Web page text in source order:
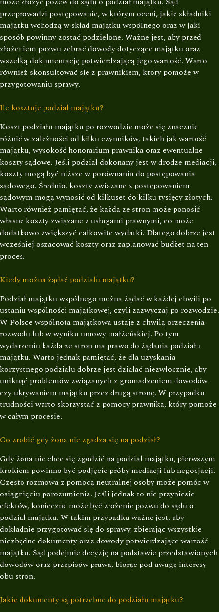
przeprowadzi postępowanie, w którym oceni, jakie składniki
majątku wchodzą w skład majątku wspólnego oraz w jaki
sposób powinny zostać podzielone. Ważne jest, aby przed
złożeniem pozwu zebrać dowody dotyczące majątku oraz
wszelką dokumentację potwierdzającą jego wartość. Warto
również skonsultować się z prawnikiem, który pomoże w
przygotowaniu sprawy.
Ile kosztuje podział majątku?
Koszt podziału majątku po rozwodzie może się znacznie
różnić w zależności od kilku czynników, takich jak wartość
majątku, wysokość honorarium prawnika oraz ewentualne
koszty sądowe. Jeśli podział dokonany jest w drodze mediacji,
koszty mogą być niższe w porównaniu do postępowania
sądowego. Średnio, koszty związane z postępowaniem
sądowym mogą wynosić od kilkuset do kilku tysięcy złotych.
Warto również pamiętać, że każda ze stron może ponosić
własne koszty związane z usługami prawnymi, co może
dodatkowo zwiększyć całkowite wydatki. Dlatego dobrze jest
wcześniej oszacować koszty oraz zaplanować budżet na ten
proces.
Kiedy można żądać podziału majątku?
Podział majątku wspólnego można żądać w każdej chwili po
ustaniu wspólności majątkowej, czyli zazwyczaj po rozwodzie.
W Polsce wspólnota majątkowa ustaje z chwilą orzeczenia
rozwodu lub w wyniku umowy małżeńskiej. Po tym
wydarzeniu każda ze stron ma prawo do żądania podziału
majątku. Warto jednak pamiętać, że dla uzyskania
korzystnego podziału dobrze jest działać niezwłocznie, aby
uniknąć problemów związanych z gromadzeniem dowodów
czy ukrywaniem majątku przez drugą stronę. W przypadku
trudności warto skorzystać z pomocy prawnika, który pomoże
w całym procesie.
Co zrobić gdy żona nie zgadza się na podział?
Gdy żona nie chce się zgodzić na podział majątku, pierwszym
krokiem powinno być podjęcie próby mediacji lub negocjacji.
Często rozmowa z pomocą neutralnej osoby może pomóc w
osiągnięciu porozumienia. Jeśli jednak to nie przyniesie
efektów, konieczne może być złożenie pozwu do sądu o
podział majątku. W takim przypadku ważne jest, aby
dokładnie przygotować się do sprawy, zbierając wszystkie
niezbędne dokumenty oraz dowody potwierdzające wartość
majątku. Sąd podejmie decyzję na podstawie przedstawionych
dowodów oraz przepisów prawa, biorąc pod uwagę interesy
obu stron.
Jakie dokumenty są potrzebne do podziału majątku?